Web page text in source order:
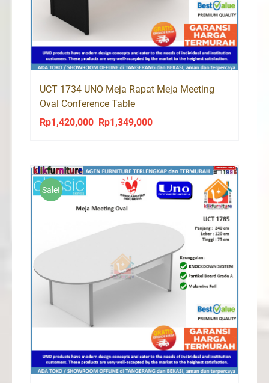
UCT 1734 UNO Meja Rapat Meja Meeting
Oval Conference Table
Rp1,420,000
Original
Rp1,420,000.
Rp1,349,000Current
Rp1,349,000.
Sale!